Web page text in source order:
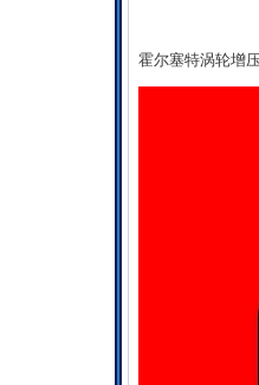
霍尔塞特涡轮增